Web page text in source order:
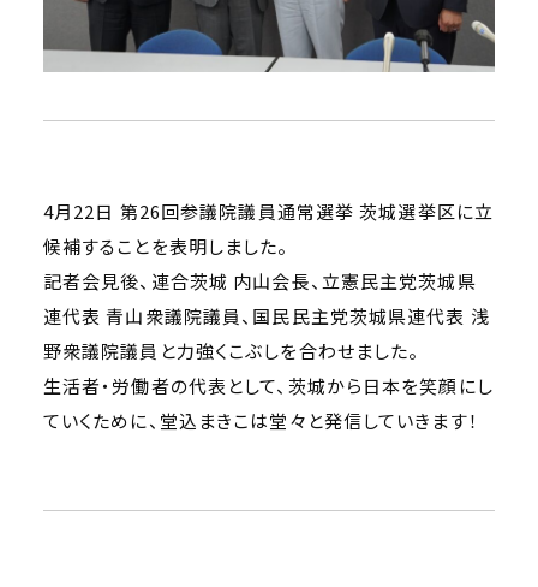
4月22日 第26回参議院議員通常選挙 茨城選挙区に立
候補することを表明しました。
記者会見後、連合茨城 内山会長、立憲民主党茨城県
連代表 青山衆議院議員、国民民主党茨城県連代表 浅
野衆議院議員と力強くこぶしを合わせました。
生活者・労働者の代表として、茨城から日本を笑顔にし
ていくために、堂込まきこは堂々と発信していきます！